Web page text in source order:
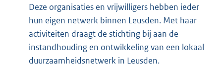
Deze organisaties en vrijwilligers hebben ieder
hun eigen netwerk binnen Leusden. Met haar
activiteiten draagt de stichting bij aan de
instandhouding en ontwikkeling van een lokaal
duurzaamheidsnetwerk in Leusden.